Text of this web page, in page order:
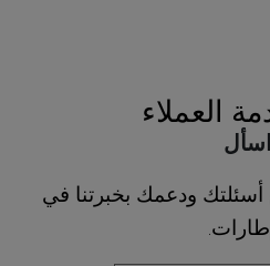
العملاء
اسأل
أسئلتك ودعمك بخبرتنا في